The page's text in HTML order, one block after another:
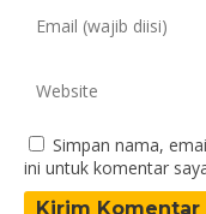
Simpan nama,
ini untuk komentar